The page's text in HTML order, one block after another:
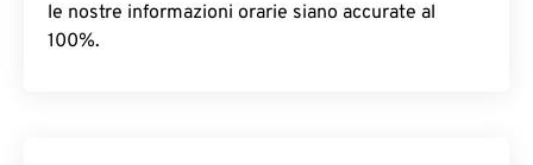
le nostre informazioni orarie siano accurate al
100%.